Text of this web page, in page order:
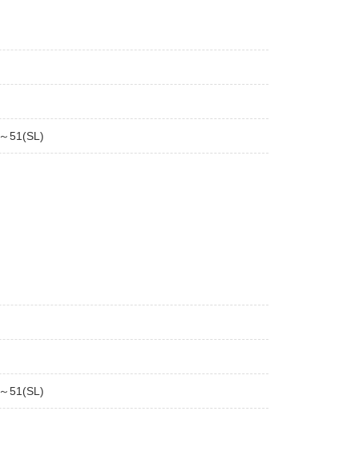
51(SL)
51(SL)